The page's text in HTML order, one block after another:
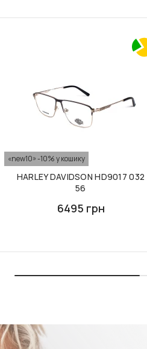
«new10» -10% у кошику
HARLEY DAVIDSON HD9017 032
56
6495 грн